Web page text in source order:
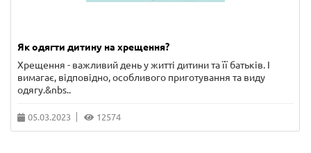
Як одягти дитину на хрещення?
Хрещення - важливий день у житті дитини та її батьків. І
вимагає, відповідно, особливого приготування та виду
одягу.&nbs..
05.03.2023 12574